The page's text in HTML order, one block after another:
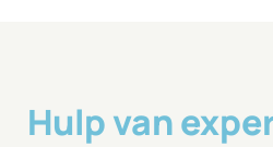
Hulp van